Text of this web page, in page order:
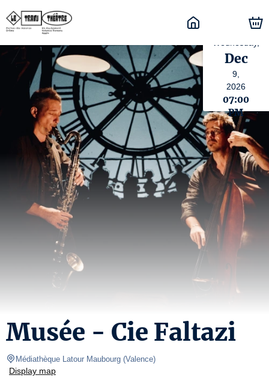
Dec
9,
2026
07:00
PM
Musée - Cie Faltazi
Médiathèque Latour Maubourg (Valence)
Display map